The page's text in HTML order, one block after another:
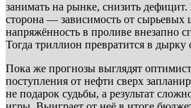
занимать на рынке, снизить дефицит.
сторона — зависимость от сырьевых
напряжённость в проливе внезапно
Тогда триллион превратится в дырку
Пока же прогнозы выглядят
поступления от нефти сверх
не подарок судьбы, а результат